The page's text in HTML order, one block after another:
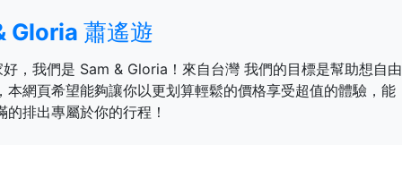
Gloria 蕭遙遊
，我們是 Sam & Gloria！來自台灣 我們的目標是幫助想自由
本網頁希望能夠讓你以更划算輕鬆的價格享受超值的體驗，能
的排出專屬於你的行程！